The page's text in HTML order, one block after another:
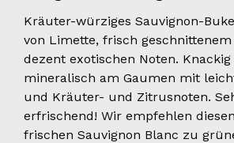
Kräuter-würziges Sauvignon-
von Limette, frisch geschnittenem
dezent exotischen Noten.
mineralisch am Gaumen mit
und Kräuter- und Zitrusnoten.
erfrischend! Wir empfehlen
frischen Sauvignon Blanc zu